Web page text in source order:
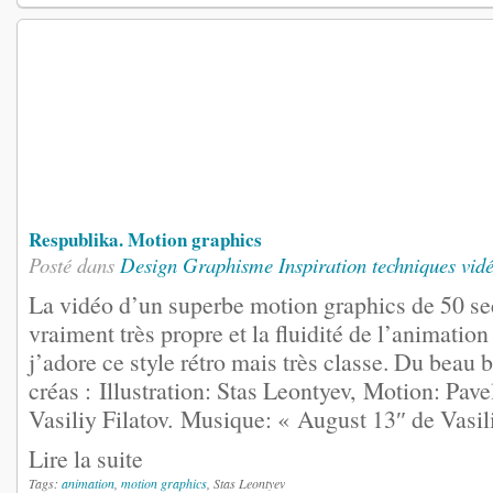
Respublika. Motion graphics
Posté dans Design Graphisme Inspiration techniques
La vidéo d’un superbe motion graphics de 50
vraiment très propre et la fluidité de
j’adore ce style rétro mais très classe. Du beau
créas : Illustration: Stas Leontyev, Motion:
Vasiliy Filatov. Musique: « August 13″ de
Lire la suite
Tags: animation motion graphics , Stas Leontyev